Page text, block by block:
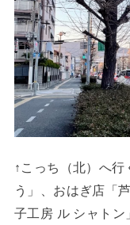
↑こっち（北）へ
う」、おはぎ店「
子工房 ル シャトン